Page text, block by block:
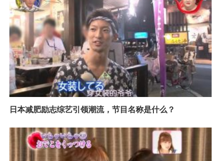
日本减肥励志综艺引领潮流，节目名称是什么？